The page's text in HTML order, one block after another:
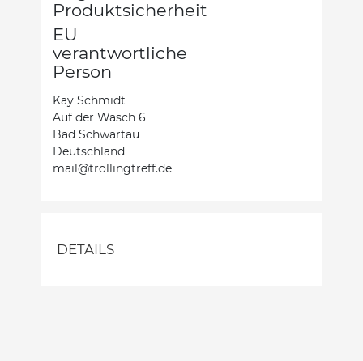
Produktsicherheit
EU
verantwortliche
Person
Kay Schmidt
Auf der Wasch 6
Bad Schwartau
Deutschland
mail@trollingtreff.de
DETAILS